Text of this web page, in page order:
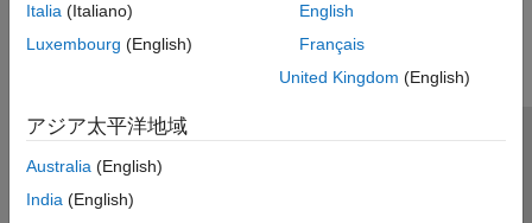
Italia (Italiano)
Luxembourg (English)
English
Français
United Kingdom (English)
アジア太平洋地域
Australia (English)
India (English)